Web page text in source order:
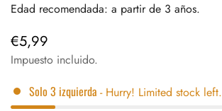
Edad recomendada: a partir de 3 años.
Precio
regular
€5,99
Impuesto incluido.
Solo 3 izquierda - Hurry! Limited stock left.